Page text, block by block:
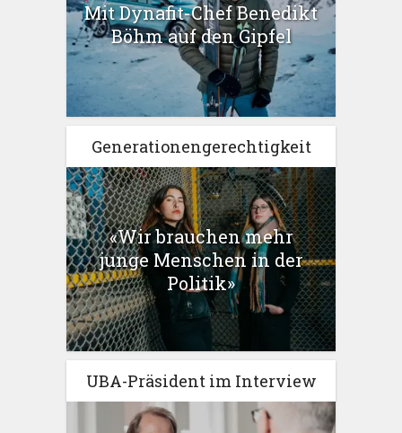
Mit Dynafit-Chef Benedikt
Böhm auf den Gipfel
Generationengerechtigkeit
«Wir brauchen mehr
junge Menschen in der
Politik»
UBA-Präsident im Interview